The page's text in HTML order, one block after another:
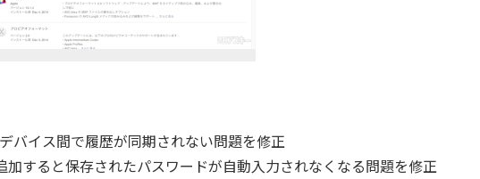
バイス間で履歴が同期されない問題を修正
すると保存されたパスワードが自動入力されなくなる問題を修正